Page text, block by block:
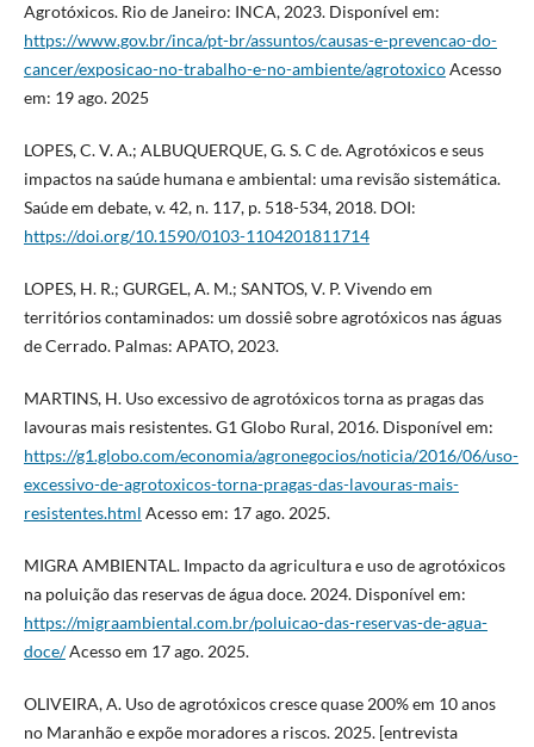
Agrotóxicos. Rio de Janeiro: INCA, 2023. Disponível em:
https://www.gov.br/inca/pt-br/assuntos/causas-e-prevencao-do-
cancer/exposicao-no-trabalho-e-no-ambiente/agrotoxicoAcesso
em: 19 ago. 2025
LOPES, C. V. A.; ALBUQUERQUE, G. S. C de. Agrotóxicos e seus
impactos na saúde humana e ambiental: uma revisão sistemática.
Saúde em debate, v. 42, n. 117, p. 518-534, 2018. DOI:
https://doi.org/10.1590/0103-1104201811714
LOPES, H. R.; GURGEL, A. M.; SANTOS, V. P. Vivendo em
territórios contaminados: um dossiê sobre agrotóxicos nas águas
de Cerrado. Palmas: APATO, 2023.
MARTINS, H. Uso excessivo de agrotóxicos torna as pragas das
lavouras mais resistentes. G1 Globo Rural, 2016. Disponível em:
https://g1.globo.com/economia/agronegocios/noticia/2016/06/uso-
excessivo-de-agrotoxicos-torna-pragas-das-lavouras-mais-
resistentes.html Acesso em: 17 ago. 2025.
MIGRA AMBIENTAL. Impacto da agricultura e uso de agrotóxicos
na poluição das reservas de água doce. 2024. Disponível em:
https://migraambiental.com.br/poluicao-das-reservas-de-agua-
doce/Acesso em 17 ago. 2025.
OLIVEIRA, A. Uso de agrotóxicos cresce quase 200% em 10 anos
no Maranhão e expõe moradores a riscos. 2025. [entrevista